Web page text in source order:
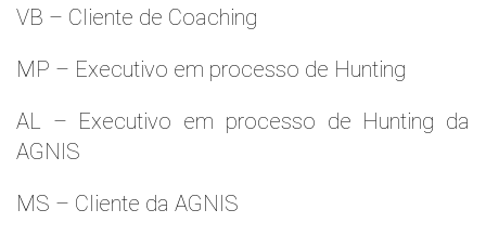
VB – Cliente de Coaching
MP – Executivo em processo de Hunting
AL – Executivo em processo de Hunting da
AGNIS
MS – Cliente da AGNIS